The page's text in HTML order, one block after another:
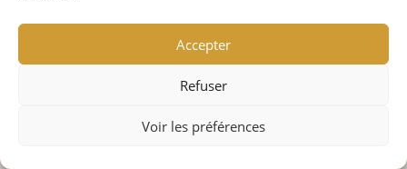
Accepter
Refuser
Voir les préférences
Retour d’expérience –
Investissements
performants : du